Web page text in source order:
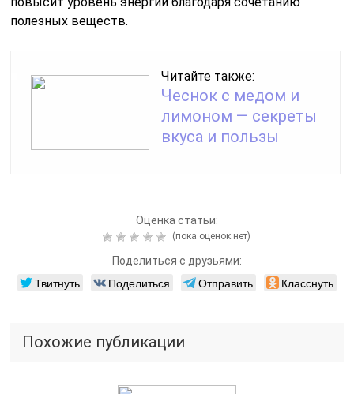
полезных веществ.
Читайте также:
Чеснок с медом и
лимоном — секреты
вкуса и пользы
Оценка статьи:
(пока оценок нет)
Поделиться с друзьями:
Твитнуть Поделиться Отправить Класснуть
Похожие публикации